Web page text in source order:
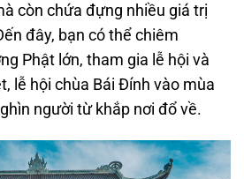
còn chứa đựng nhiều giá trị
đây, bạn có thể chiêm
Phật lớn, tham gia lễ hội và
lễ hội chùa Bái Đính vào mùa
người từ khắp nơi đổ về.